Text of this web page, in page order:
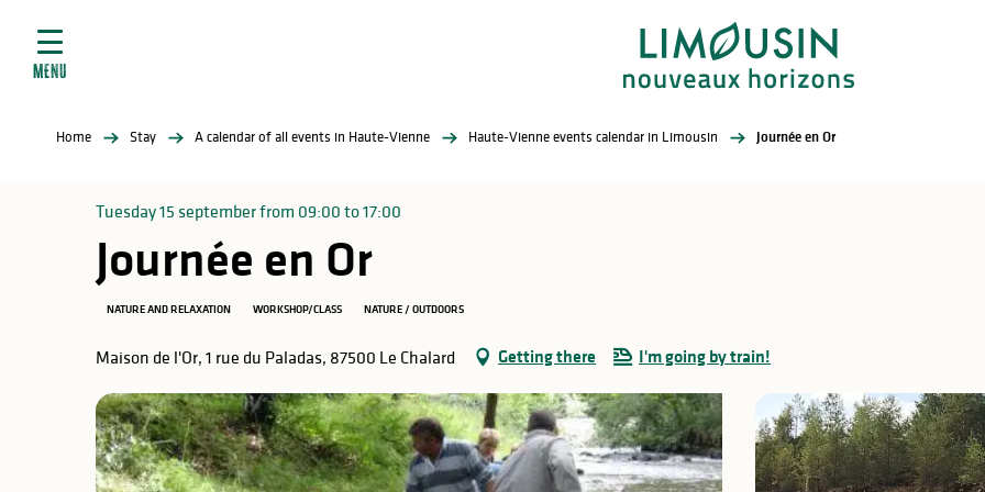
contenu
MENU
Home Stay A calendar of all events in Haute-Vienne Haute-Vienne events calendar in Limousin Journée en Or
Tuesday 15 september from 09:00 to 17:00
Journée en Or
NATURE AND RELAXATION WORKSHOP/CLASS NATURE / OUTDOORS
Maison de l'Or, 1 rue du Paladas, 87500 Le Chalard Getting there I'm going by train!